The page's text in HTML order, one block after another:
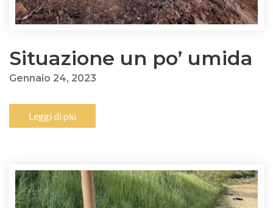
Situazione un po’ umida
Gennaio 24, 2023
Leggi di più